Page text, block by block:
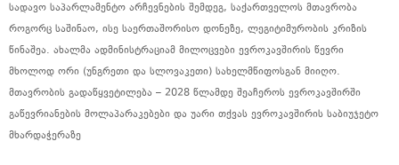
სადავო საპარლამენტო არჩევნების შემდეგ, საქართველოს მთავრობა
როგორც საშინაო, ისე საერთაშორისო დონეზე, ლეგიტიმურობის კრიზის
წინაშეა. ახალმა ადმინისტრაციამ მილოცვები ევროკავშირის წევრი
მხოლოდ ორი (უნგრეთი და სლოვაკეთი) სახელმწიფოსგან მიიღო.
მთავრობის გადაწყვეტილება – 2028 წლამდე შეაჩეროს ევროკავშირში
გაწევრიანების მოლაპარაკებები და უარი თქვას ევროკავშირის საბიუჯეტო
მხარდაჭერაზე